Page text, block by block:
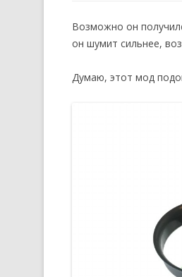
Возможно он
он шумит сильнее,
Думаю, этот мод